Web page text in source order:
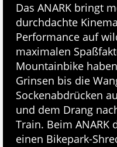
Das ANARK bringt
durchdachte
Performance auf
maximalen
Mountainbike
Grinsen bis die
Sockenabdrücken
und dem Drang
Train. Beim
einen Bikepark-